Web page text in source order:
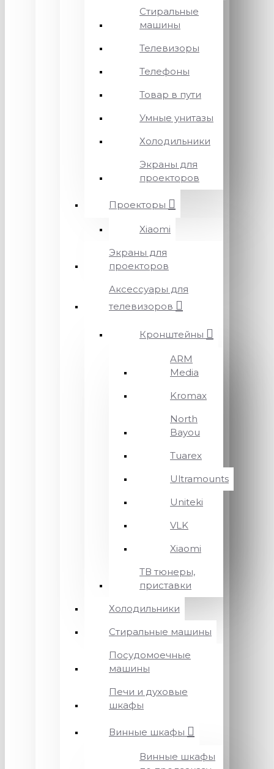
Стиральные
машины
Телевизоры
Телефоны
Товар в пути
Умные унитазы
Холодильники
Экраны для
проекторов
Проекторы
Xiaomi
Экраны для
проекторов
Аксессуары для
телевизоров
Кронштейны
ARM
Media
Kromax
North
Bayou
Tuarex
Ultramounts
Uniteki
VLK
Xiaomi
ТВ тюнеры,
приставки
Холодильники
Стиральные машины
Посудомоечные
машины
Печи и духовые
шкафы
Винные шкафы
Винные шкафы